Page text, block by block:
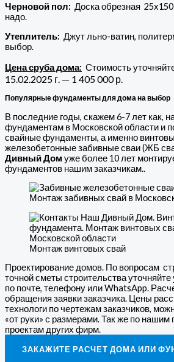
Черновой пол: Доска обрезная
надо.
Утеплитель: Джут льно-ватин,
выбор.
Цена сруба дома: Стоимость
15.02.2025 г. — 1 405000 р.
Популярные фундаменты для дома на выбор
В последние годы, скажем 6-7 лет как,
фундаментам в Московской области и
свайные фундаменты, а именно
железобетонные забивные сваи (ЖБ
Дивный Дом уже более 10 лет
фундаментов нашим заказчикам..
Монтаж забивных свай в
Монтаж винтовых свай
Проектирование домов. По вопросам
точной сметы строительства
по почте, телефону или WhatsApp.
обращения заявки заказчика. Цены
технологи по чертежам заказчиков,
«от руки» с размерами. Так же по нашим
проектам других фирм.
ЗАКАЖИТЕ РАСЧЕТ ДОМА ИЛИ